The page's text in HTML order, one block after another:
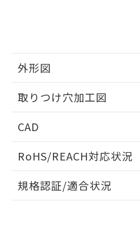
外形図
取りつけ穴加工図
CAD
ドすることができます。
ログイン/
RoHS/REACH対応状況
EU RoHS 注意事項・凡例
規格認証/適合状況
の共同利用に関
指します。
51物質の非含有証明書
※本証明書は発行日時
るもので、過去に遡っ
また、RoHS指令のフ
物質の対応では、対応
既に当社にて対応品へ
していることから、特
り、2022年1月12日よ
す。